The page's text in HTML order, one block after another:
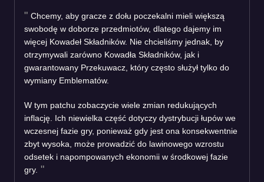
Chcemy, aby gracze z dołu poczekalni mieli większą
swobodę w doborze przedmiotów, dlatego dajemy im
więcej Kowadeł Składników. Nie chcieliśmy jednak, by
otrzymywali zarówno Kowadła Składników, jak i
gwarantowany Przekuwacz, który często służył tylko do
wymiany Emblematów.
W tym patchu zobaczycie wiele zmian redukujących
inflację. Ich niewielka część dotyczy dystrybucji łupów we
wczesnej fazie gry, ponieważ gdy jest ona konsekwentnie
zbyt wysoka, może prowadzić do lawinowego wzrostu
odsetek i napompowanych ekonomii w środkowej fazie
gry.